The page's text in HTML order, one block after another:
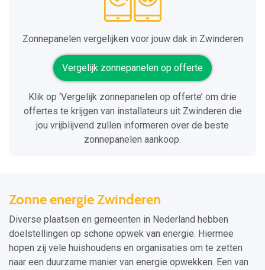
Zonnepanelen vergelijken voor jouw dak in Zwinderen
Vergelijk zonnepanelen op offerte
Klik op ‘Vergelijk zonnepanelen op offerte’ om drie
offertes te krijgen van installateurs uit Zwinderen die
jou vrijblijvend zullen informeren over de beste
zonnepanelen aankoop.
Zonne energie Zwinderen
Diverse plaatsen en gemeenten in Nederland hebben
doelstellingen op schone opwek van energie. Hiermee
hopen zij vele huishoudens en organisaties om te zetten
naar een duurzame manier van energie opwekken. Een van